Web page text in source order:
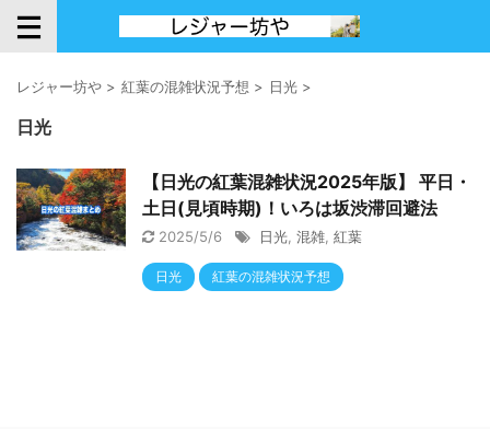
レジャー坊や > 紅葉の混雑状況予想 > 日光 >
日光
【日光の紅葉混雑状況2025年版】 平日・
土日(見頃時期)！いろは坂渋滞回避法
2025/5/6 日光 混雑 紅葉
日光 紅葉の混雑状況予想